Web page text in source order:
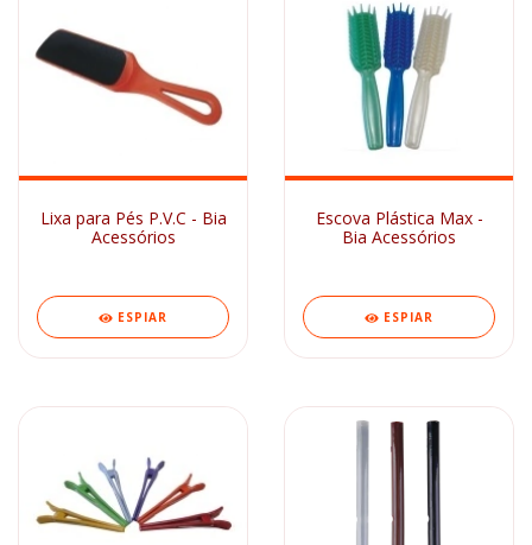
Lixa para Pés P.V.C - Bia
Acessórios
ESPIAR
Escova Plástica Max -
Bia Acessórios
ESPIAR